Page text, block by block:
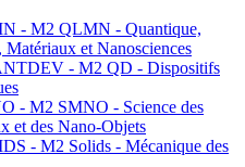
- M2 QLMN - Quantique,
Matériaux et Nanosciences
- M2 QD - Dispositifs
- M2 SMNO - Science des
et des Nano-Objets
- M2 Solids - Mécanique des